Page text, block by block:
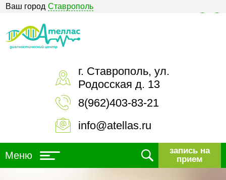
Ваш город Ставрополь
г. Ставрополь, ул.
Родосская д. 13
8(962)403-83-21
info@atellas.ru
Меню
запись на
прием